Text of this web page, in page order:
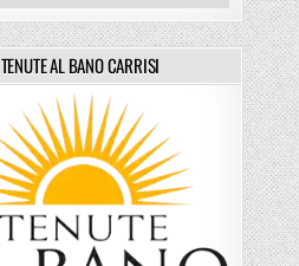
TENUTE AL BANO CARRISI